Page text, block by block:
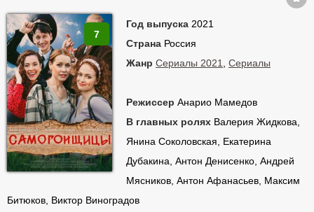
Год выпуска 2021
Страна Россия
Жанр Сериалы 2021 Сериалы
Режиссер Анарио Мамедов
В главных ролях Валерия Жидкова,
Янина Соколовская, Екатерина
Дубакина, Антон Денисенко, Андрей
Мясников, Антон Афанасьев, Максим
Битюков, Виктор Виноградов
7